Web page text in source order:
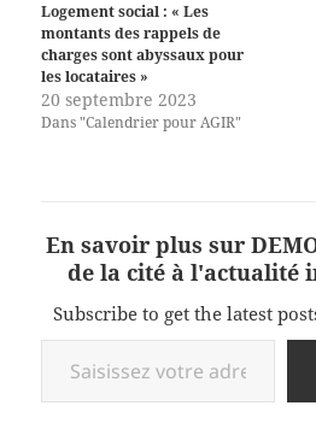
Logement social : « Les
montants des rappels de
charges sont abyssaux pour
les locataires »
20 septembre 2023
Dans "Calendrier pour AGIR"
En savoir plus sur
de la cité à l'actualité
Subscribe to get the latest
Saisissez votre adresse e-mail…